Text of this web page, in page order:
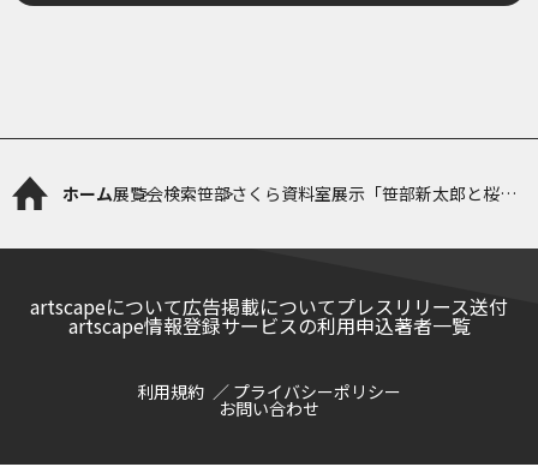
ホーム展覧会検索笹部さくら資料室展示「笹部新太郎と桜の
artscapeについて広告掲載についてプレスリリース送付
artscape情報登録サービスの利用申込著者一覧
利用規約 プライバシーポリシー
お問い合わせ